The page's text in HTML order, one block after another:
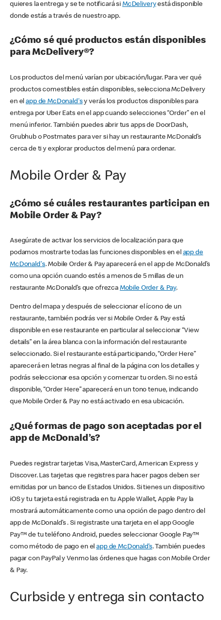
quieres la entrega y se te notificará si McDeliveryestá disponible
donde estás a través de nuestro app.
¿Cómo sé qué productos están disponibles
para McDelivery®?
Los productos del menú varían por ubicación/lugar. Para ver qué
productos comestibles están disponibles, selecciona McDelivery
en elapp de McDonald'sy verás los productos disponibles para
entrega por Uber Eats en el app cuando selecciones “Order” en el
menú inferior. También puedes abrir tus apps de DoorDash,
Grubhub o Postmates para ver si hay un restaurante McDonald’s
cerca de ti y explorar productos del menú para ordenar.
Mobile Order & Pay
¿Cómo sé cuáles restaurantes participan en
Mobile Order & Pay?
Asegúrate de activar los servicios de localización para que
podamos mostrarte todas las funciones disponibles en el app de
McDonald's. Mobile Order & Pay aparecerá en el app de McDonald’s
como una opción cuando estés a menos de 5 millas de un
restaurante McDonald’s que ofrezca Mobile Order & Pay.
Dentro del mapa y después de seleccionar el ícono de un
restaurante, también podrás ver si Mobile Order & Pay está
disponible en ese restaurante en particular al seleccionar “View
details” en la área blanca con la información del restaurante
seleccionado. Si el restaurante está participando, “Order Here”
aparecerá en letras negras al final de la página con los detalles y
podrás seleccionar esa opción y comenzar tu orden. Si no está
disponible, “Order Here” aparecerá en un tono tenue, indicando
que Mobile Order & Pay no está activado en esa ubicación.
¿Qué formas de pago son aceptadas por el
app de McDonald’s?
Puedes registrar tarjetas Visa, MasterCard, American Express y
Discover. Las tarjetas que registres para hacer pagos deben ser
emitidas por un banco de Estados Unidos. Si tienes un dispositivo
iOS y tu tarjeta está registrada en tu Apple Wallet, Apple Pay la
mostrará automáticamente como una opción de pago dentro del
app de McDonald’s . Si registraste una tarjeta en el app Google
Pay™ de tu teléfono Android, puedes seleccionar Google Pay™
como método de pago en elapp de McDonald’s. También puedes
pagar con PayPal y Venmo las órdenes que hagas con Mobile Order
& Pay.
Curbside y entrega sin contacto